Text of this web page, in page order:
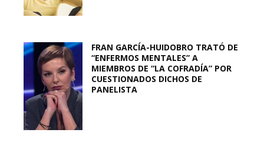
FRAN GARCÍA-HUIDOBRO TRATÓ DE
“ENFERMOS MENTALES” A
MIEMBROS DE “LA COFRADÍA” POR
CUESTIONADOS DICHOS DE
PANELISTA